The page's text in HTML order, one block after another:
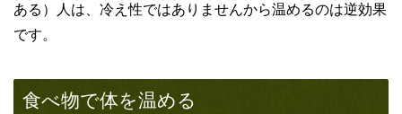
ある）人は、冷え性ではありませんから温めるのは逆効果
です。
食べ物で体を温める